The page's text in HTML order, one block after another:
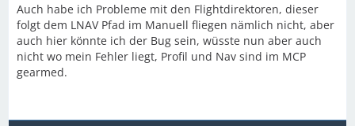
Auch habe ich Probleme mit den Flightdirektoren, dieser
folgt dem LNAV Pfad im Manuell fliegen nämlich nicht, aber
auch hier könnte ich der Bug sein, wüsste nun aber auch
nicht wo mein Fehler liegt, Profil und Nav sind im MCP
gearmed.